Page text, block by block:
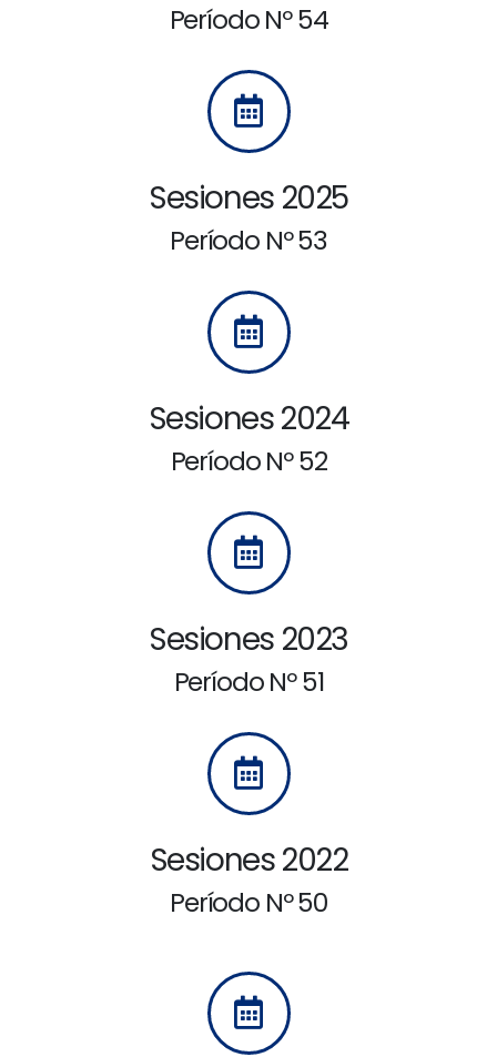
Período Nº 54
Sesiones 2025
Período Nº 53
Sesiones 2024
Período Nº 52
Sesiones 2023
Período Nº 51
Sesiones 2022
Período Nº 50